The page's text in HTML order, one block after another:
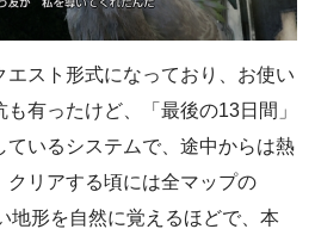
スト形式になっており、お使い
有ったけど、「最後の13日間」
ているシステムで、途中からは熱
クリアする頃には全マップの
地形を自然に覚えるほどで、本